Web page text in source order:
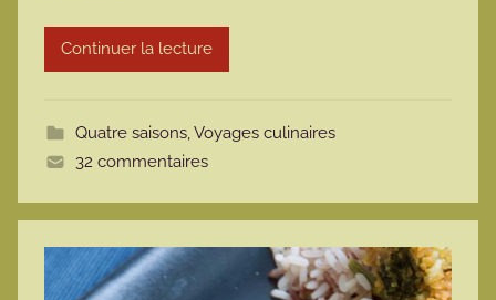
r
m
t
e
Continuer la lecture
Quatre saisons,Voyages culinaires
32 commentaires